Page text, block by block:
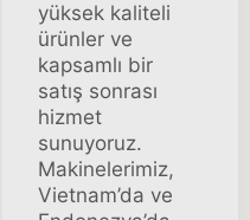
yüksek kaliteli
ürünler ve
kapsamlı bir
satış sonrası
hizmet
sunuyoruz.
Makinelerimiz,
Vietnam’da ve